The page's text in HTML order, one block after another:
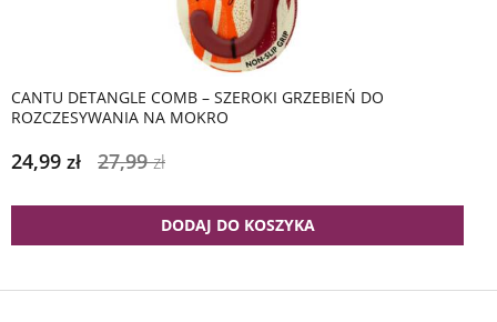
CANTU DETANGLE COMB – SZEROKI GRZEBIEŃ DO
ROZCZESYWANIA NA MOKRO
24,99 zł 27,99zł
DODAJ DO KOSZYKA